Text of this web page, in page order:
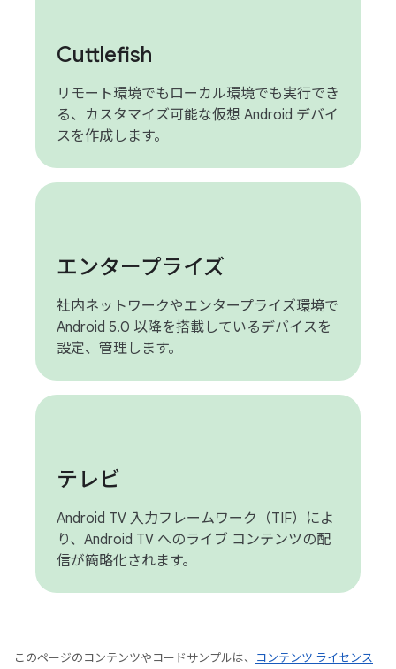
Cuttlefish
リモート環境でもローカル環境でも実行でき
る、カスタマイズ可能な仮想 Android デバイ
スを作成します。
エンタープライズ
社内ネットワークやエンタープライズ環境で
Android 5.0 以降を搭載しているデバイスを
設定、管理します。
テレビ
Android TV 入力フレームワーク（TIF）によ
り、Android TV へのライブ コンテンツの配
信が簡略化されます。
このページのコンテンツやコードサンプルは、
コンテンツ ライセンス